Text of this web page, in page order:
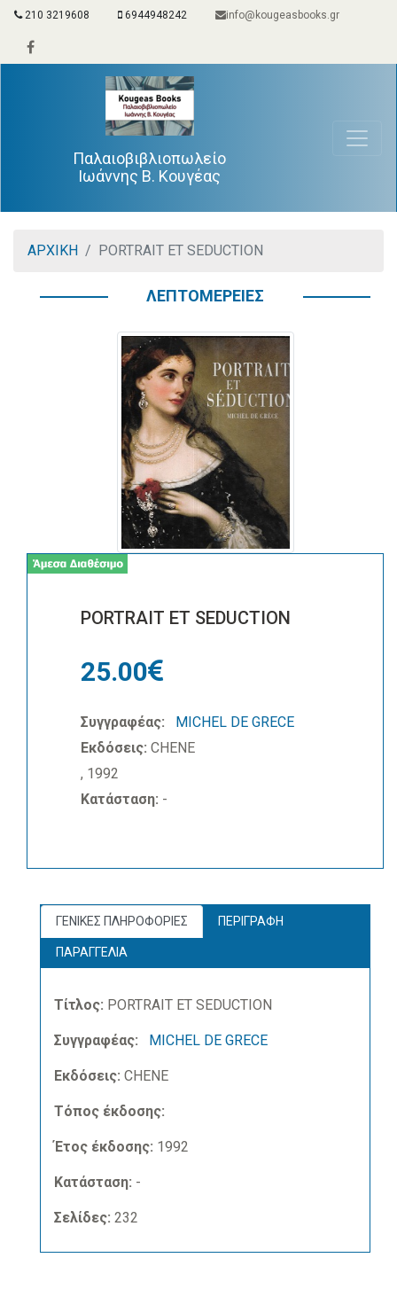
210 3219608 6944948242 info@kougeasbooks.gr
Παλαιοβιβλιοπωλείο
Ιωάννης Β. Κουγέας
ΑΡΧΙΚΗ PORTRAIT ET SEDUCTION
ΛΕΠΤΟΜΕΡΕΙΕΣ
PORTRAIT ET SEDUCTION
25.00
Συγγραφέας:
MICHEL DE GRECE
Εκδόσεις: CHENE
, 1992
Κατάσταση: -
ΓΕΝΙΚΕΣ ΠΛΗΡΟΦΟΡΙΕΣ ΠΕΡΙΓΡΑΦΗ
ΠΑΡΑΓΓΕΛΙΑ
Τίτλος: PORTRAIT ET SEDUCTION
Συγγραφέας: MICHEL DE GRECE
Εκδόσεις: CHENE
Τόπος έκδοσης:
Έτος έκδοσης: 1992
Κατάσταση: -
Σελίδες: 232